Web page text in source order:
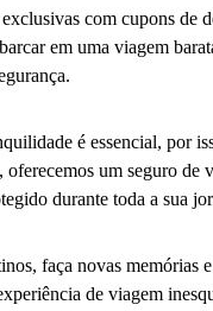
com cupons de
em uma viagem
é essencial, por
oferecemos um seguro de
durante toda a sua
faça novas memórias
de viagem